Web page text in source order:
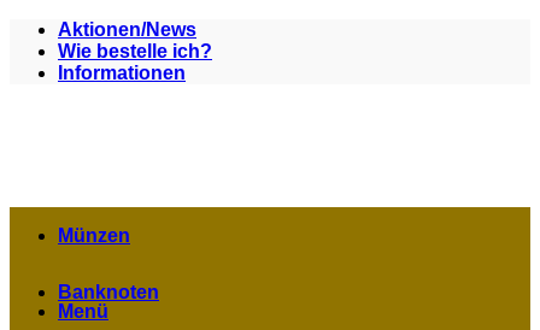
Zum
Inhalt
springen
Aktionen/News
Wie bestelle ich?
Informationen
Menü
Münzen
Banknoten